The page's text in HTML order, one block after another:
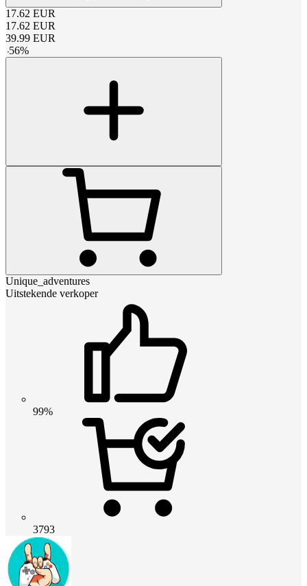
17.62 EUR
17.62 EUR
39.99 EUR
-56%
Unique_adventures
Uitstekende verkoper
99%
3793